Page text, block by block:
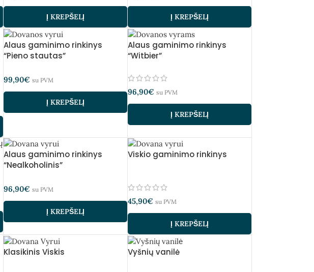
Į KREPŠELĮ Į KREPŠELĮ
Alaus gaminimo rinkinys
“Pieno stautas”
99,90€ su PVM
Į KREPŠELĮ
Alaus gaminimo rinkinys
“Witbier”
96,90€ su PVM
Į KREPŠELĮ
Alaus gaminimo rinkinys
“Nealkoholinis”
96,90€ su PVM
Į KREPŠELĮ
Viskio gaminimo rinkinys
45,90€ su PVM
Į KREPŠELĮ
Klasikinis Viskis Vyšnių vanilė